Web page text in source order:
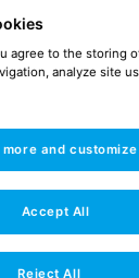
(enkelfase)
Select
agree to the storing
analyze site
more and customize
Reject All
Accept All